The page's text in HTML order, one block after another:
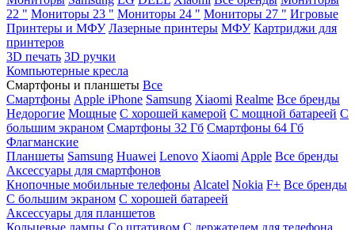
22 " Мониторы 23 " Мониторы 24 " Мониторы 27 " Игровые
Принтеры и МФУ Лазерные принтеры МФУ Картриджи для
принтеров
3D печать 3D ручки
Компьютерные кресла
Смартфоны и планшеты Все
Смартфоны Apple iPhone Samsung Xiaomi Realme Все бренды
Недорогие Мощные С хорошей камерой С мощной батареей С
большим экраном Смартфоны 32 Гб Смартфоны 64 Гб
Флагманские
Планшеты Samsung Huawei Lenovo Xiaomi Apple Все бренды
Аксессуары для смартфонов
Кнопочные мобильные телефоны Alcatel Nokia F+ Все бренды
С большим экраном С хорошей батареей
Аксессуары для планшетов
Кольцевые лампы Со штативом C держателем для телефона